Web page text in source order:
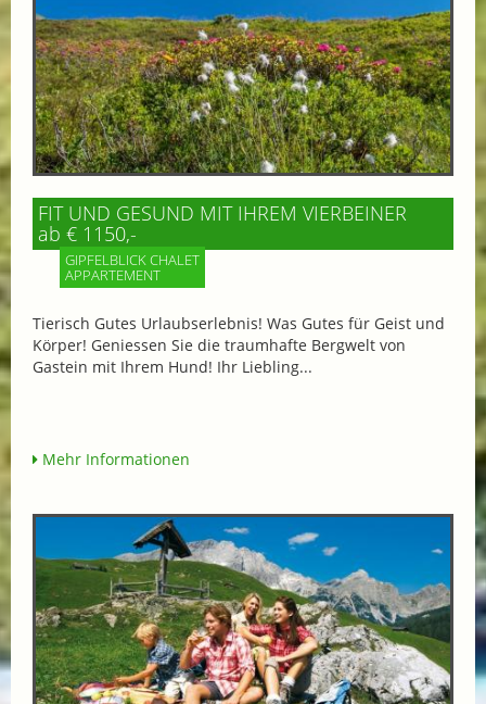
FIT UND GESUND MIT IHREM VIERBEINER
ab € 1150,-
GIPFELBLICK CHALET
APPARTEMENT
Tierisch Gutes Urlaubserlebnis! Was Gutes für Geist und
Körper! Geniessen Sie die traumhafte Bergwelt von
Gastein mit Ihrem Hund! Ihr Liebling...
Mehr Informationen